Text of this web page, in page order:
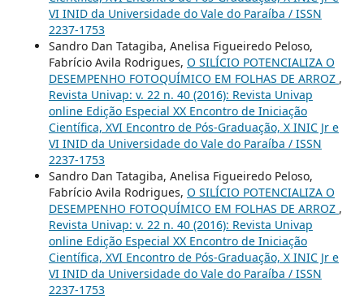
VI INID da Universidade do Vale do Paraíba / ISSN
2237-1753
Sandro Dan Tatagiba, Anelisa Figueiredo Peloso,
Fabrício Avila Rodrigues, O SILÍCIO POTENCIALIZA O
DESEMPENHO FOTOQUÍMICO EM FOLHAS DE ARROZ ,
Revista Univap: v. 22 n. 40 (2016): Revista Univap
online Edição Especial XX Encontro de Iniciação
Científica, XVI Encontro de Pós-Graduação, X INIC Jr e
VI INID da Universidade do Vale do Paraíba / ISSN
2237-1753
Sandro Dan Tatagiba, Anelisa Figueiredo Peloso,
Fabrício Avila Rodrigues, O SILÍCIO POTENCIALIZA O
DESEMPENHO FOTOQUÍMICO EM FOLHAS DE ARROZ ,
Revista Univap: v. 22 n. 40 (2016): Revista Univap
online Edição Especial XX Encontro de Iniciação
Científica, XVI Encontro de Pós-Graduação, X INIC Jr e
VI INID da Universidade do Vale do Paraíba / ISSN
2237-1753